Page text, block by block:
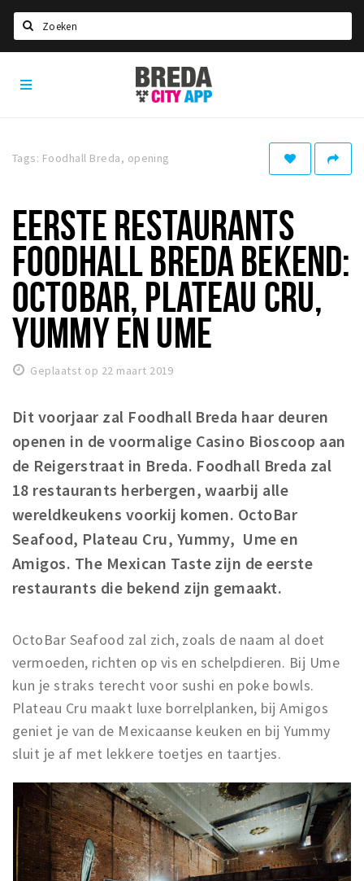
Home
Eten
Drinken
Slapen
Recreatief
Winkels
Parkeren
Bezienswaardigheden
Musea, theaters & podia
Uitjes & activiteiten
Toeristische routes
Natuurgebieden
Baroniepoorten
Inloggen
Breda
City
App
Tags: Foodhall Breda, opening
EERSTE RESTAURANTS
FOODHALL BREDA BEKEND:
OCTOBAR, PLATEAU CRU,
YUMMY EN UME
Geplaatst op 22 maart 2019
Dit voorjaar zal Foodhall Breda haar deuren
openen in de voormalige Casino Bioscoop aan
de Reigerstraat in Breda. Foodhall Breda zal
18 restaurants herbergen, waarbij alle
wereldkeukens voorkij komen. OctoBar
Seafood, Plateau Cru, Yummy, Ume en
Amigos. The Mexican Taste zijn de eerste
restaurants die bekend zijn gemaakt.
OctoBar Seafood zal zich, zoals de naam al doet
vermoeden, richten op vis en schelpdieren. Bij Ume
kun je straks terecht voor sushi en poke bowls.
Plateau Cru maakt luxe borrelplanken, bij Amigos
geniet je van de Mexicaanse keuken en bij Yummy
sluit je af met lekkere toetjes en taartjes.